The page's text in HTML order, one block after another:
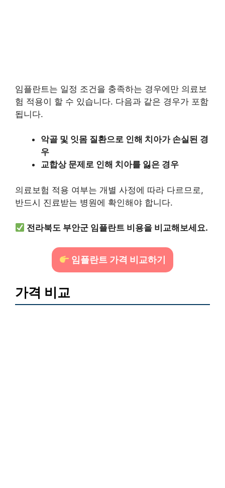
임플란트는 일정 조건을 충족하는 경우에만 의료보
험 적용이 할 수 있습니다. 다음과 같은 경우가 포함
됩니다.
악골 및 잇몸 질환으로 인해 치아가 손실된 경
우
교합상 문제로 인해 치아를 잃은 경우
의료보험 적용 여부는 개별 사정에 따라 다르므로,
반드시 진료받는 병원에 확인해야 합니다.
전라북도 부안군 임플란트 비용을 비교해보세요.
임플란트 가격 비교하기
가격 비교